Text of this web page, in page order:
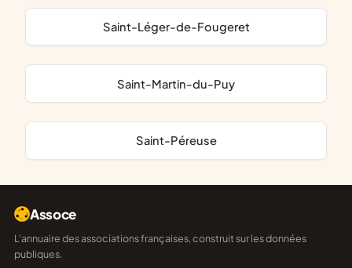
Saint-Léger-de-Fougeret
Saint-Martin-du-Puy
Saint-Péreuse
Assoce
L'annuaire des associations françaises, construit sur les données
publiques.